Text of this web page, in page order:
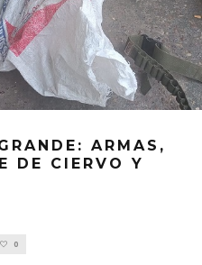
ARMAS,
DE CIERVO Y
0